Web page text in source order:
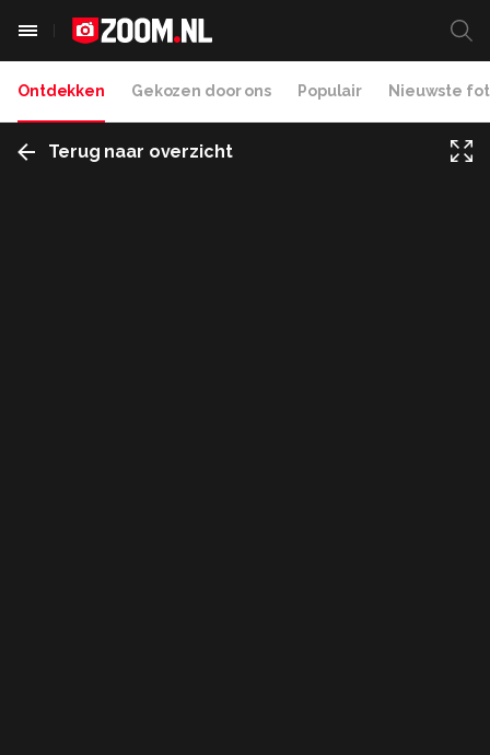
Ontdekken Gekozen door ons Populair Nieuwste
Terug naar overzicht